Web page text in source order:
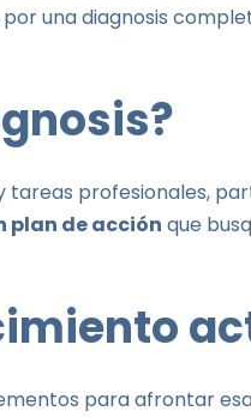
una diagnosis
tareas profesionales,
plan de acción que
para afrontar